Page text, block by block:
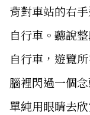
背對車站的右
自行車。聽說
自行車，遊覽
腦裡閃過一個
單純用眼睛去